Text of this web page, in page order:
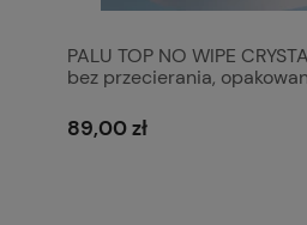
PALU TOP NO WIPE
bez przecierania,
89,00 zł